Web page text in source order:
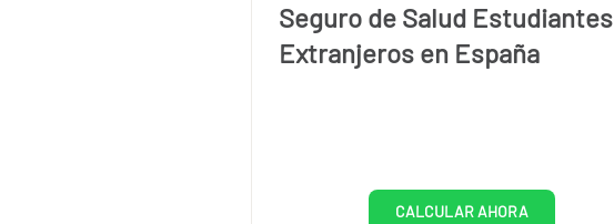
Seguro de Salud Estudiantes
Extranjeros en España
CALCULAR AHORA